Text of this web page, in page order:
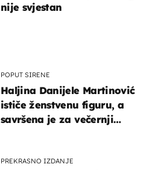
nije svjestan
POPUT SIRENE
Haljina Danijele Martinović
ističe ženstvenu figuru, a
savršena je za večernji
PREKRASNO IZDANJE